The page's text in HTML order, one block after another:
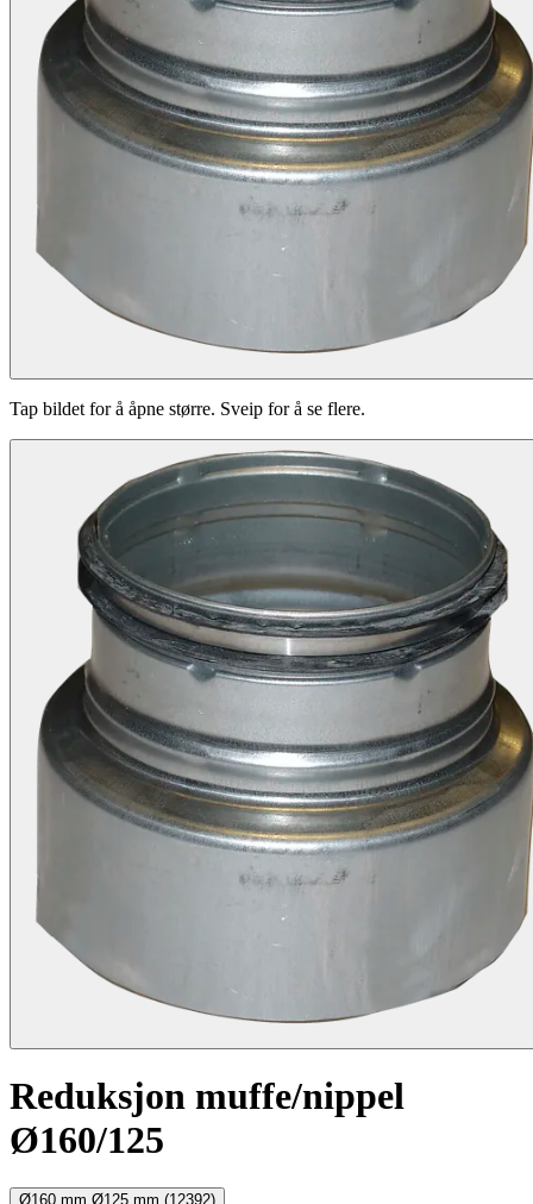
Tap bildet for å åpne større. Sveip for å se flere.
Reduksjon muffe/nippel
Ø160/125
Ø160 mm Ø125 mm (12392)